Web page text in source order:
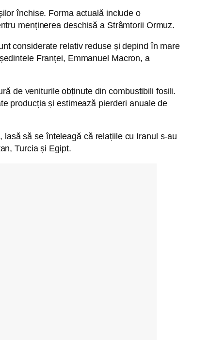
închise. Forma actuală include o
menținerea deschisă a Strâmtorii Ormuz.
considerate relativ reduse și depind în mare
Franței, Emmanuel Macron, a
de veniturile obținute din combustibili fosili.
producția și estimează pierderi anuale de
să se înțeleagă că relațiile cu Iranul s-au
Turcia și Egipt.